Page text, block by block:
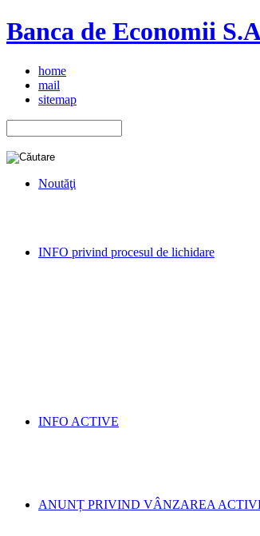
Banca de Economii
home
mail
sitemap
Noutăţi
INFO privind procesul de lichidare
INFO ACTIVE
ANUNȚ PRIVIND VÂNZAREA